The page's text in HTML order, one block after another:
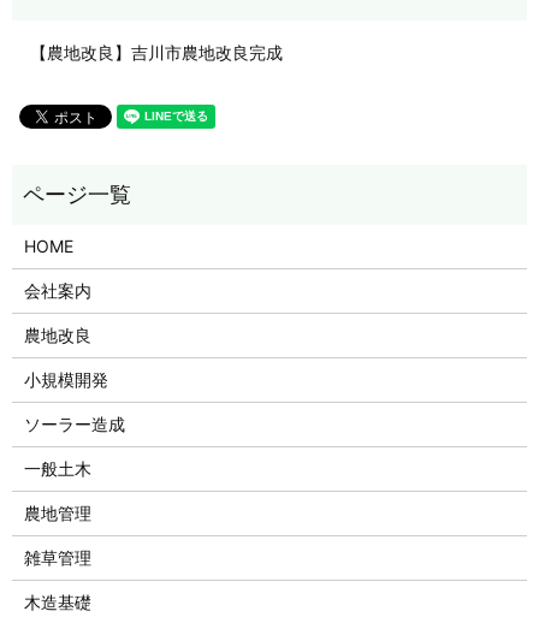
【農地改良】吉川市農地改良完成
HOME
会社案内
農地改良
小規模開発
ソーラー造成
一般土木
農地管理
雑草管理
木造基礎